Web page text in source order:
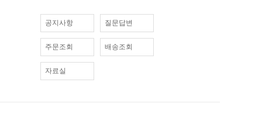
공지사항 질문답변
주문조회 배송조회
자료실